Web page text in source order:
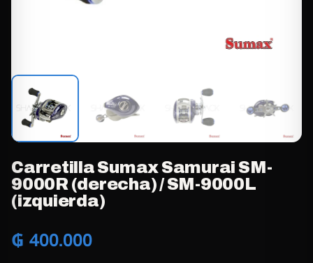
Carretilla Sumax Samurai SM-
9000R (derecha) / SM-9000L
(izquierda)
₲ 400.000